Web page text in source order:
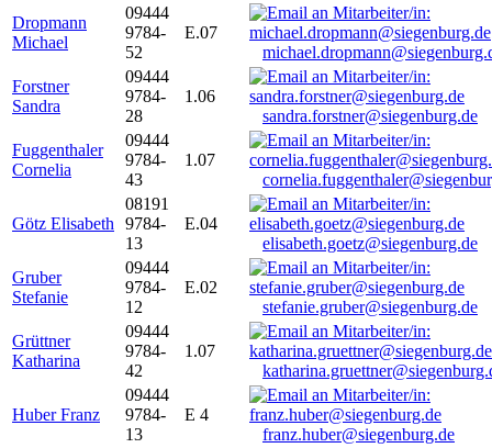
Dropmann
Michael
09444
9784-
52
E.07
Forstner
Sandra
09444
9784-
28
1.06
sandra.forstner@siegenburg.de
Fuggenthaler
Cornelia
09444
9784-
43
1.07
Götz Elisabeth
08191
9784-
13
E.04
elisabeth.goetz@siegenburg.de
Gruber
Stefanie
09444
9784-
12
E.02
stefanie.gruber@siegenburg.de
Grüttner
Katharina
09444
9784-
42
1.07
Huber Franz
09444
9784-
13
E 4
franz.huber@siegenburg.de